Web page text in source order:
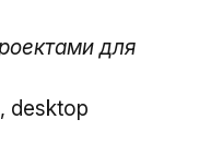
для
desktop